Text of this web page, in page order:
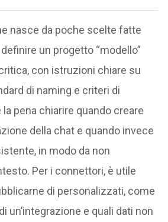
nasce da poche scelte fatte
un progetto “modello”
con istruzioni chiare su
di naming e criteri di
la pena chiarire quando creare
della chat e quando invece
in modo da non
Per i connettori, è utile
di personalizzati, come
un’integrazione e quali dati non